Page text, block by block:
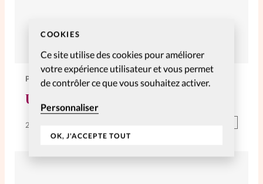
COOKIES
Ce site utilise des cookies pour améliorer
votre expérience utilisateur et vous permet
de contrôler ce que vous souhaitez activer.
Personnaliser
OK, J'ACCEPTE TOUT
PERSONNELLES
Un don d’organe lui rend la vue
22 Oct 2022